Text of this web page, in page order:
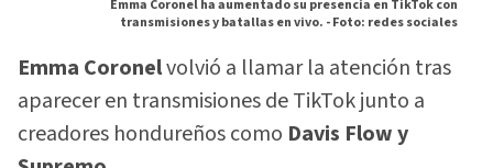
Emma Coronel ha aumentado su presencia en TikTok con
transmisiones y batallas en vivo. -Foto: redes sociales
Emma Coronelvolvió a llamar la atención tras
aparecer en transmisiones de TikTok junto a
creadores hondureños como Davis Flow y